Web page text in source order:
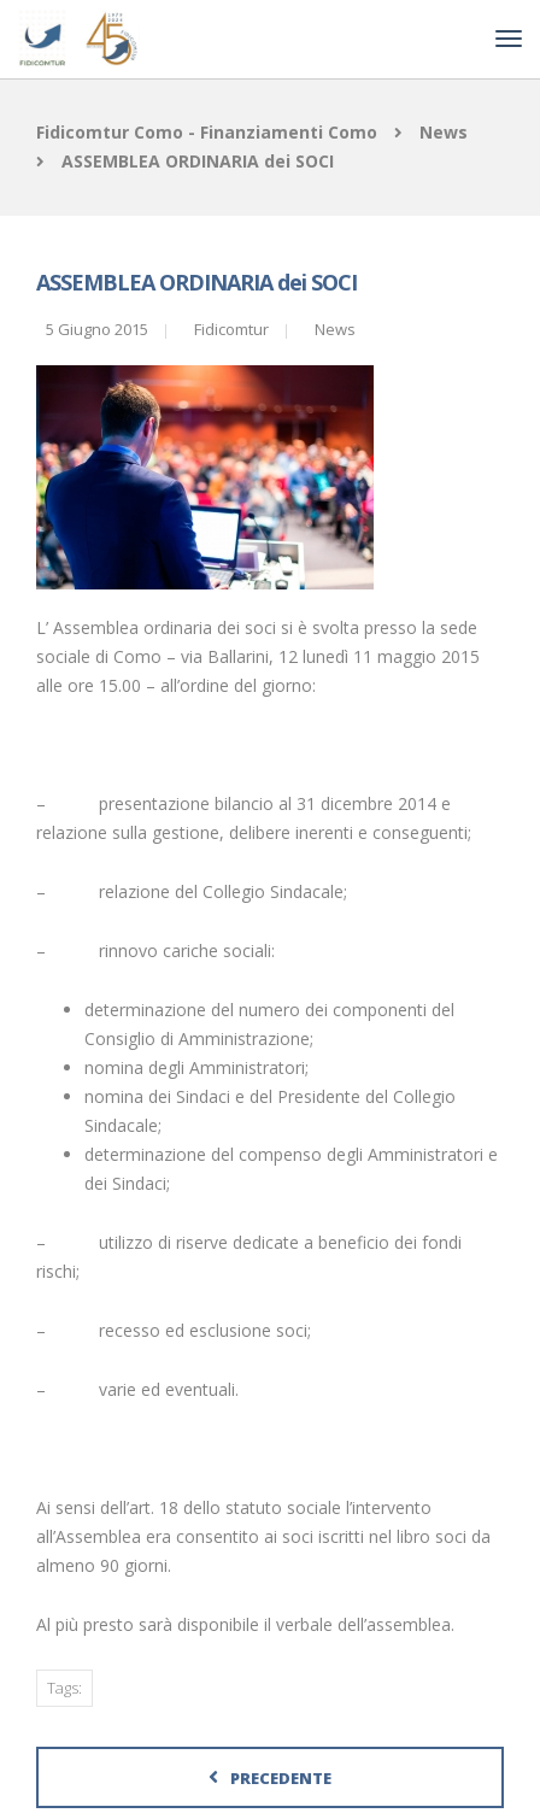
Fidicomtur Como - Finanziamenti Como
News
ASSEMBLEA ORDINARIA dei SOCI
ASSEMBLEA ORDINARIA dei SOCI
5 Giugno 2015 Fidicomtur News
L’ Assemblea ordinaria dei soci si è svolta presso la sede
sociale di Como – via Ballarini, 12 lunedì 11 maggio 2015
alle ore 15.00 – all’ordine del giorno:
– presentazione bilancio al 31 dicembre 2014 e
relazione sulla gestione, delibere inerenti e conseguenti;
– relazione del Collegio Sindacale;
– rinnovo cariche sociali:
determinazione del numero dei componenti del
Consiglio di Amministrazione;
nomina degli Amministratori;
nomina dei Sindaci e del Presidente del Collegio
Sindacale;
determinazione del compenso degli Amministratori e
dei Sindaci;
– utilizzo di riserve dedicate a beneficio dei fondi
rischi;
– recesso ed esclusione soci;
– varie ed eventuali.
Ai sensi dell’art. 18 dello statuto sociale l’intervento
all’Assemblea era consentito ai soci iscritti nel libro soci da
almeno 90 giorni.
Al più presto sarà disponibile il verbale dell’assemblea.
Tags:
PRECEDENTE